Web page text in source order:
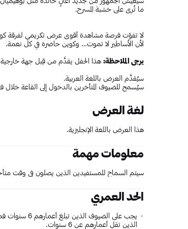
ما تُرى على خشبة المسرح.
لا تفوّت فرصة مشاهدة أقوى عرض تكريمي لفرقة كوين
لأن الأساطير لا تموت… وكوين حاضرة في كل نغمة.
يرجى الملاحظة: هذا الحفل يقدَّم من قِبل جهة خارجية
سيُقدَّم العرض باللغة العربية.
سيُسمح للضيوف المتأخرين بالدخول إلى القاعة خلال
لغة العرض
هذا العرض باللغة الإنجليزية.
معلومات مهمة
سيتم السماح للمستفيدين الذين يصلون في وقت
الحد العمري
يجب على
الذين تقل أعمارهم عن 6 سنوات.